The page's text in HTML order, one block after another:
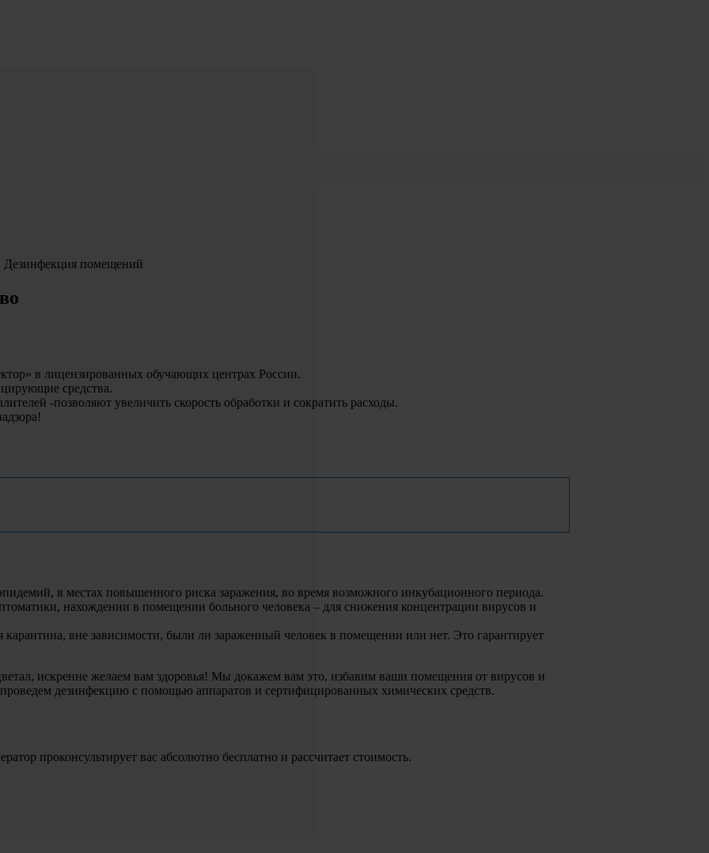
Дезинфекция помещений
в лицензированных обучающих центрах России.
средства.
-позволяют увеличить скорость обработки и сократить расходы.
в местах повышенного риска заражения, во время возможного инкубационного периода.
нахождении в помещении больного человека – для снижения концентрации вирусов и
карантина, вне зависимости, были ли зараженный человек в помещении или нет. Это гарантирует
искренне желаем вам здоровья! Мы докажем вам это, избавим ваши помещения от вирусов и
дезинфекцию с помощью аппаратов и сертифицированных химических средств.
проконсультирует вас абсолютно бесплатно и рассчитает стоимость.